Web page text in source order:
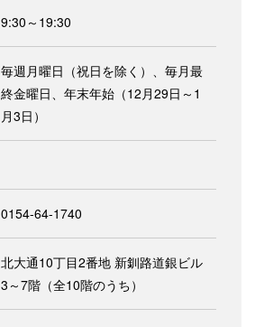
9:30～19:30
毎週月曜日（祝日を除く）、毎月最
終金曜日、年末年始（12月29日～1
月3日）
0154-64-1740
北大通10丁目2番地 新釧路道銀ビル
3～7階（全10階のうち）